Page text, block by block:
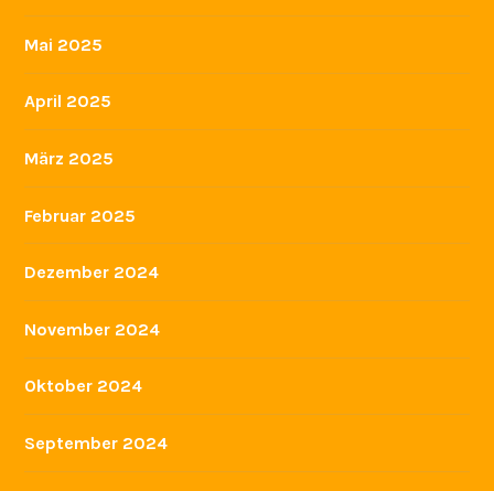
Mai 2025
April 2025
März 2025
Februar 2025
Dezember 2024
November 2024
Oktober 2024
September 2024